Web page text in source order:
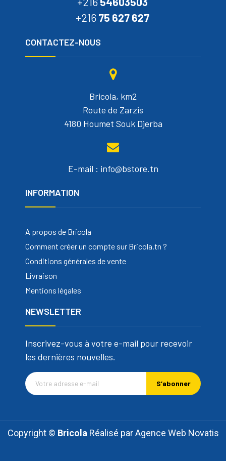
+216 75 627 627
CONTACTEZ-NOUS
Bricola, km2
Route de Zarzis
4180 Houmet Souk Djerba
E-mail : info@bstore.tn
INFORMATION
A propos de Bricola
Comment créer un compte sur Bricola.tn ?
Conditions générales de vente
Livraison
Mentions légales
NEWSLETTER
Inscrivez-vous à votre e-mail pour recevoir
les dernières nouvelles.
S’abonner
Copyright © Bricola Réalisé parAgence Web Novatis